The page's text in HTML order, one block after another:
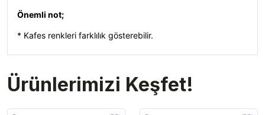
Önemli not;
* Kafes renkleri farklılık gösterebilir.
Ürünlerimizi Keşfet!